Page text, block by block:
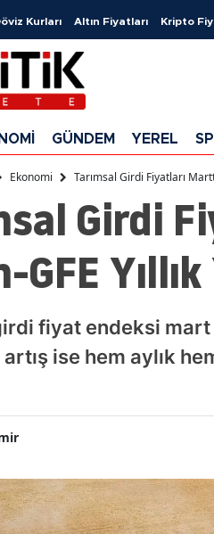
Kurları Altın Fiyatları Kripto
GÜNDEM YEREL
Ekonomi Tarımsal Girdi Fiyatları
Girdi
GFE
fiyat endeksi mart
ise hem aylık